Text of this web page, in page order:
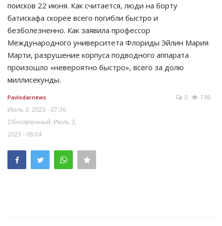
поисков 22 июня. Как считается, люди на борту
батискафа скорее всего погибли быстро и
безболезненно. Как заявила профессор
Международного университета Флориды Эйлин Мария
Марти, разрушение корпуса подводного аппарата
произошло «невероятно быстро», всего за долю
миллисекунды.
Pavlodarnews
Июль 3, 2023 - 07:36
Обновленный: Июль 3,
2023 - 08:04
0 196